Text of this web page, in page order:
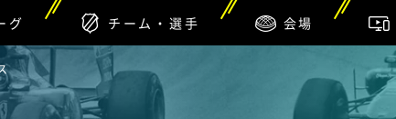
グ チーム・選手 会場